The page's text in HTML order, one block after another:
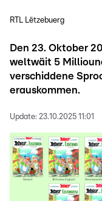
RTL Lëtzebuerg
Den 23. Oktober
weltwäit 5
verschiddene
erauskommen.
Update: 23.10.2025 11:01